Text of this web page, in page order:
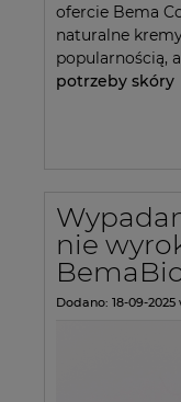
ofercie Bema
naturalne
popularnością,
potrzeby skóry
nie
Dodano: 18-09-2025